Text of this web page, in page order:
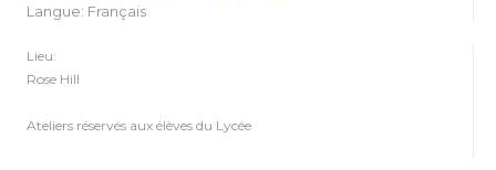
Langue: Français
Lieu:
Rose Hill
Ateliers réservés aux élèves du Lycée